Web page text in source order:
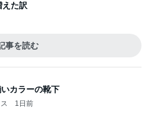
た訳
事を読む
カラーの靴下
1日前